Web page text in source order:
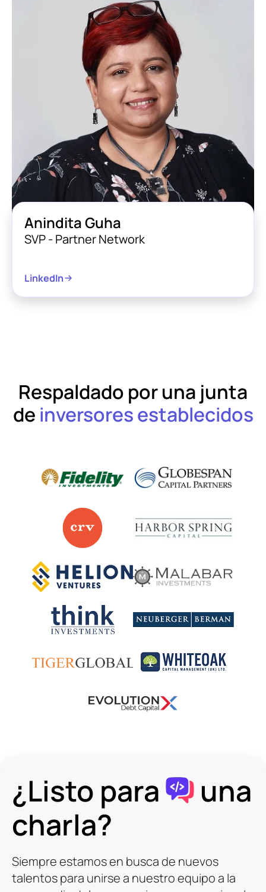
Anindita Guha
SVP - Partner Network
LinkedIn
Respaldado por una junta
de inversores establecidos
¿Listo para
una
charla?
Siempre estamos en busca de nuevos
talentos para unirse a nuestro equipo a la